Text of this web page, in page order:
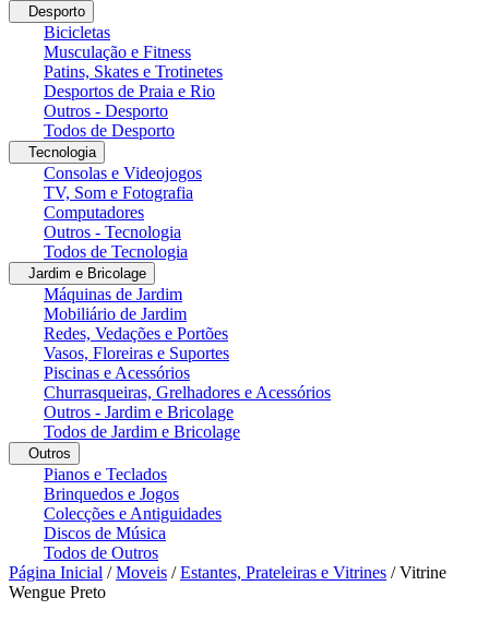
Desporto
Bicicletas
Musculação e Fitness
Patins, Skates e Trotinetes
Desportos de Praia e Rio
Outros - Desporto
Todos de Desporto
Tecnologia
Consolas e Videojogos
TV, Som e Fotografia
Computadores
Outros - Tecnologia
Todos de Tecnologia
Jardim e Bricolage
Máquinas de Jardim
Mobiliário de Jardim
Redes, Vedações e Portões
Vasos, Floreiras e Suportes
Piscinas e Acessórios
Churrasqueiras, Grelhadores e Acessórios
Outros - Jardim e Bricolage
Todos de Jardim e Bricolage
Outros
Pianos e Teclados
Brinquedos e Jogos
Colecções e Antiguidades
Discos de Música
Todos de Outros
Página Inicial /Moveis /Estantes, Prateleiras e Vitrines /Vitrine
Wengue Preto